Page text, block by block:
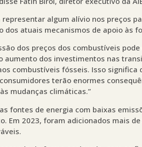
algum alívio nos preços
dos atuais mecanismos de apoio às
dos preços dos combustíveis
aumento dos investimentos nas
combustíveis fósseis. Isso significa
terão enormes
mudanças climáticas.”
fontes de energia com baixas
Em 2023, foram adicionados mais